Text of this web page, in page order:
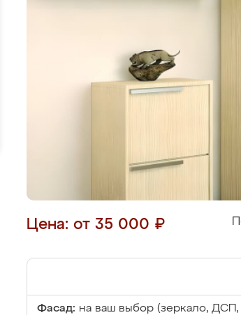
Цена: от 35 000 ₽
Фасад: на ваш выбор (зеркало, ДСП,